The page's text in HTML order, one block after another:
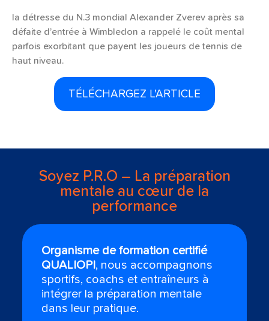
la détresse du N.3 mondial Alexander Zverev après sa
défaite d’entrée à Wimbledon a rappelé le coût mental
parfois exorbitant que payent les joueurs de tennis de
haut niveau.
TÉLÉCHARGEZ L'ARTICLE
Soyez P.R.O – La préparation
mentale au cœur de la
performance
Organisme de formation certifié
QUALIOPI, nous accompagnons
sportifs, coachs et entraîneurs à
intégrer la préparation mentale
dans leur pratique.